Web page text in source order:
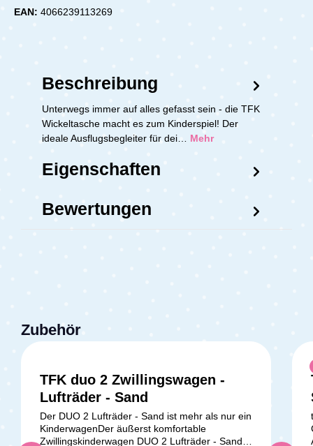
EAN: 4066239113269
Beschreibung
Unterwegs immer auf alles gefasst sein - die TFK
Wickeltasche macht es zum Kinderspiel! Der
ideale Ausflugsbegleiter für dei… Mehr
Eigenschaften
Bewertungen
Zubehör
TFK duo 2 Zwillingswagen -
Lufträder - Sand
Der DUO 2 Lufträder - Sand ist mehr als nur ein
KinderwagenDer äußerst komfortable
Zwillingskinderwagen DUO 2 Lufträder - Sand